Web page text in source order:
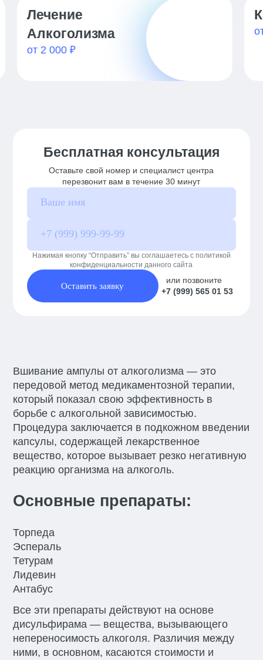
Лечение
Алкоголизма
от 2 000 ₽
Бесплатная консультация
Оставьте свой номер и специалист центра
перезвонит вам в течение 30 минут
Нажимая кнопку “Отправить” вы соглашаетесь с политикой
конфиденциальности данного сайта
Оставить заявку
или позвоните
+7 (999) 565 01 53
Вшивание ампулы от алкоголизма — это
передовой метод медикаментозной терапии,
который показал свою эффективность в
борьбе с алкогольной зависимостью.
Процедура заключается в подкожном введении
капсулы, содержащей лекарственное
вещество, которое вызывает резко негативную
реакцию организма на алкоголь.
Основные препараты:
Торпеда
Эспераль
Тетурам
Лидевин
Антабус
Все эти препараты действуют на основе
дисульфирама — вещества, вызывающего
непереносимость алкоголя. Различия между
ними, в основном, касаются стоимости и